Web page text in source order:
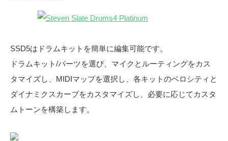
SSD5はドラムキットを簡単に編集可能です。
ドラムキット/パーツを選び、マイクとルーティングをカス
タマイズし、MIDIマップを選択し、各キットのベロシティと
ダイナミクスカーブをカスタマイズし、必要に応じてカスタ
ムトーンを構築します。